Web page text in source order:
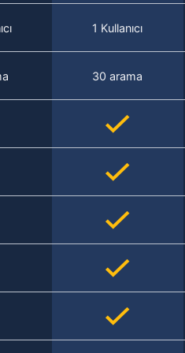
1 Kullanıcı
30 arama